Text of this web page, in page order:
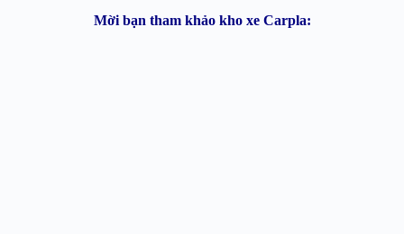
Mời bạn tham khảo kho xe Carpla: